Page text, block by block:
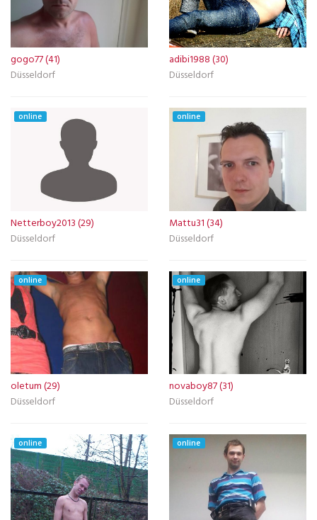
gogo77 (41)
Düsseldorf
adibi1988 (30)
Düsseldorf
online
Netterboy2013 (29)
Düsseldorf
online
Mattu31 (34)
Düsseldorf
online
oletum (29)
Düsseldorf
online
novaboy87 (31)
Düsseldorf
online online